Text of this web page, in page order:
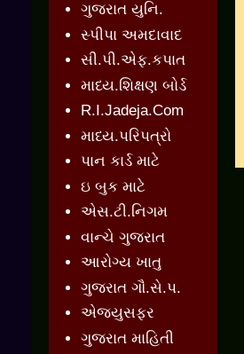
ગુજરાત યુનિ.
સ્પીપા અમદાવાદ
સી.પી.એફ.કપાત
માધ્ય.શિક્ષણ બોર્ડ
R.I.Jadeja.Com
માધ્ય.પરિપત્રો
પાન કાર્ડ માટે
ઇ બુક માટે
એસ.ટી.નિગમ
વાન્ચે ગુજરાત
આરોગ્ય ખાતુ
ગુજરાત ગૌ.સે.પ.
એજ્યુસફર
ગુજરાત માહિતી